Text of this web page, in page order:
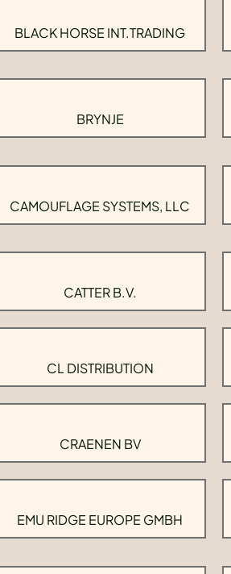
BLACK HORSE INT.TRADING
BRYNJE
CAMOUFLAGE SYSTEMS, LLC
CATTER B.V.
CL DISTRIBUTION
CRAENEN BV
EMU RIDGE EUROPE GMBH